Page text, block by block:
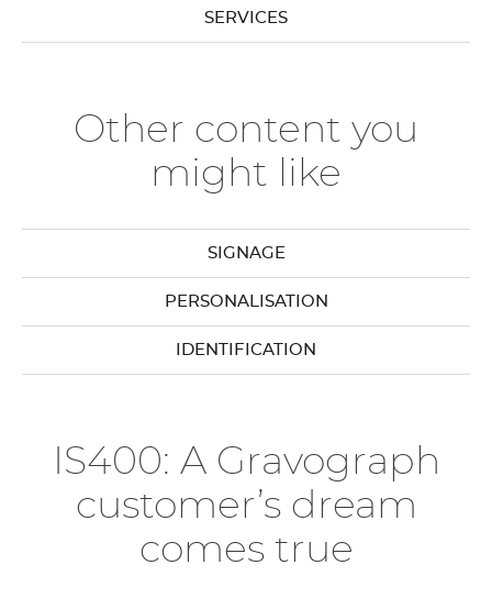
SERVICES
Other content you
might like
SIGNAGE
PERSONALISATION
IDENTIFICATION
IS400: A Gravograph
customer’s dream
comes true